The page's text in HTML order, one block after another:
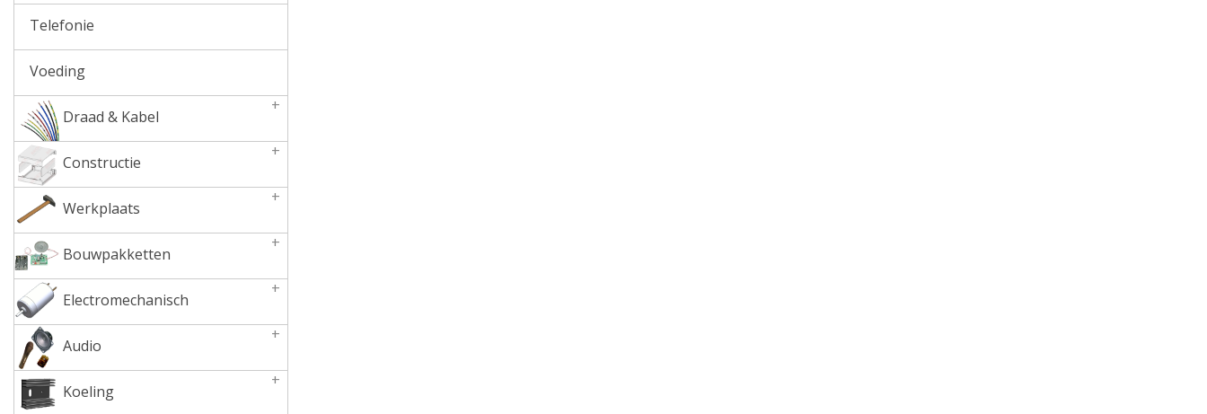
Telefonie
Voeding
Draad & Kabel
+
Constructie
+
Werkplaats
+
Bouwpakketten
+
Electromechanisch
+
Audio
+
Koeling
+